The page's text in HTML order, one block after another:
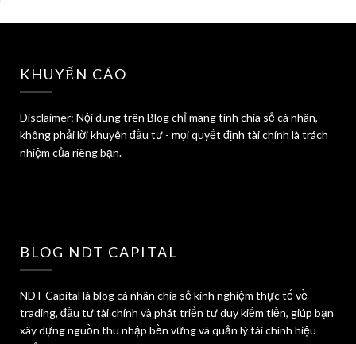
KHUYẾN CÁO
Disclaimer: Nội dung trên Blog chỉ mang tính chia sẻ cá nhân,
không phải lời khuyên đầu tư - mọi quyết định tài chính là trách
nhiệm của riêng bạn.
BLOG NDT CAPITAL
NDT Capital là blog cá nhân chia sẻ kinh nghiệm thực tế về
trading, đầu tư tài chính và phát triển tư duy kiếm tiền, giúp bạn
xây dựng nguồn thu nhập bền vững và quản lý tài chính hiệu